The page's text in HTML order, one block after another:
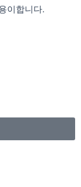
이합니다.